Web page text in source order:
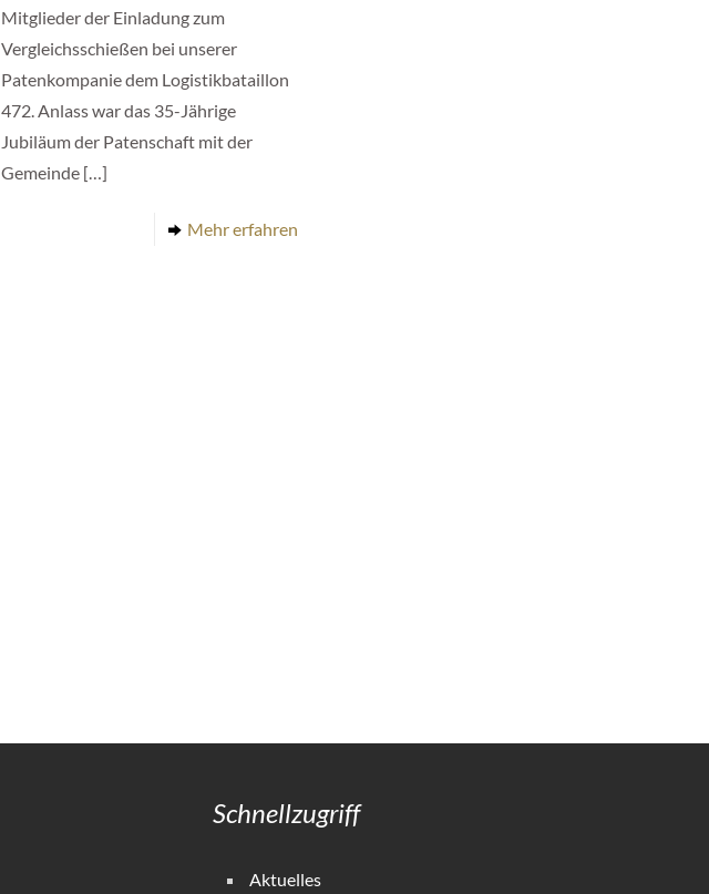
Mitglieder der Einladung zum
Vergleichsschießen bei unserer
Patenkompanie dem Logistikbataillon
472. Anlass war das 35-Jährige
Jubiläum der Patenschaft mit der
Gemeinde[…]
Mehr erfahren
Schnellzugriff
Aktuelles